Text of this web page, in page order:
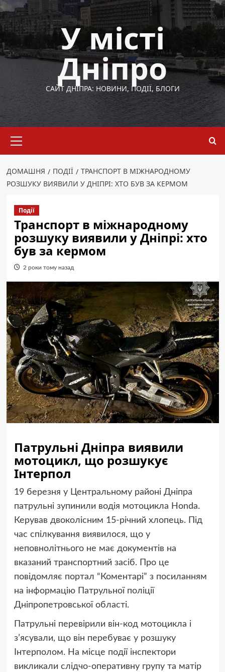
Перейти
до
вмісту
У місті
Дніпро
САЙТ ДНІПРА: НОВИНИ, ПОДІЇ, БЛОГИ
меню
ДОМАШНЯ ПОДІЇ
ТРАНСПОРТ В МІЖНАРОДНОМУ
РОЗШУКУ ВИЯВИЛИ У ДНІПРІ: ХТО БУВ ЗА КЕРМОМ
Події
Транспорт в міжнародному
розшуку виявили у Дніпрі: хто
був за кермом
2 роки тому назад
Патрульні Дніпра виявили
мотоцикл, що розшукує
Інтерпол
19 березня у Центральному районі Дніпра
патрульні зупинили водія мотоцикла Honda.
Керував двоколісним 15-річний хлопець. Під
час спілкування виявилося, що у
неповнолітнього не має документів на
вказаний транспортний засіб. Про це
повідомляє портал “Коментарі” з посиланням
на інформацію Патрульної поліції
Дніпропетровської області.
Патрульні перевірили він-код мотоцикла і
з’ясували, що він перебуває у розшуку
Інтерполом. На місце події інспектори
викликали слідчо-оперативну групу та матір